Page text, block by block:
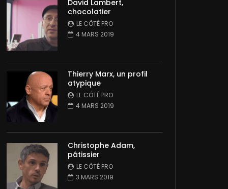
David Lambert,
chocolatier
LE CÔTÉ PRO
4 MARS 2019
Thierry Marx, un profil
atypique
LE CÔTÉ PRO
4 MARS 2019
Christophe Adam,
pâtissier
LE CÔTÉ PRO
3 MARS 2019